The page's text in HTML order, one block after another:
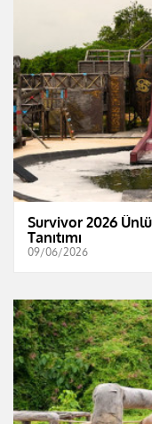
Survivor 2026
Tanıtımı
09/06/2026